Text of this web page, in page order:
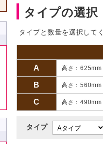
タイプの選択
タイプと数量を選択して
A 高さ：
B 高さ：
C 高さ：
タイプ